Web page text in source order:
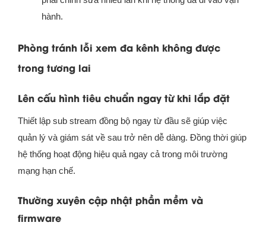
hành.
Phòng tránh lỗi xem đa kênh không được
trong tương lai
Lên cấu hình tiêu chuẩn ngay từ khi lắp đặt
Thiết lập sub stream đồng bộ ngay từ đầu sẽ giúp việc
quản lý và giám sát về sau trở nên dễ dàng. Đồng thời giúp
hệ thống hoạt động hiệu quả ngay cả trong môi trường
mạng hạn chế.
Thường xuyên cập nhật phần mềm và
firmware